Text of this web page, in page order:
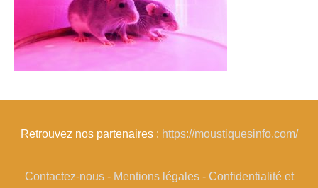
Retrouvez nos partenaires : https://moustiquesinfo.com/
Contactez-nous- Mentions légales- Confidentialité et